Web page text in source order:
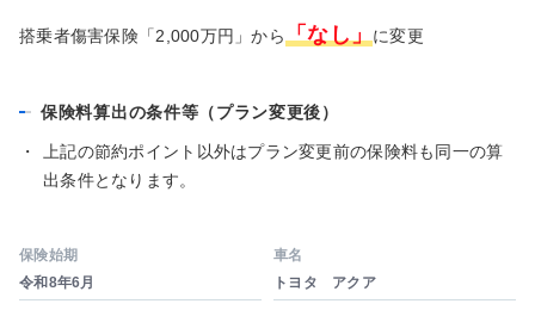
搭乗者傷害保険「2,000万円」から「なし」に変更
保険料算出の条件等（プラン変更後）
・
上記の節約ポイント以外はプラン変更前の保険料も同一の算
出条件となります。
保険始期
令和8年6月
車名
トヨタ アクア